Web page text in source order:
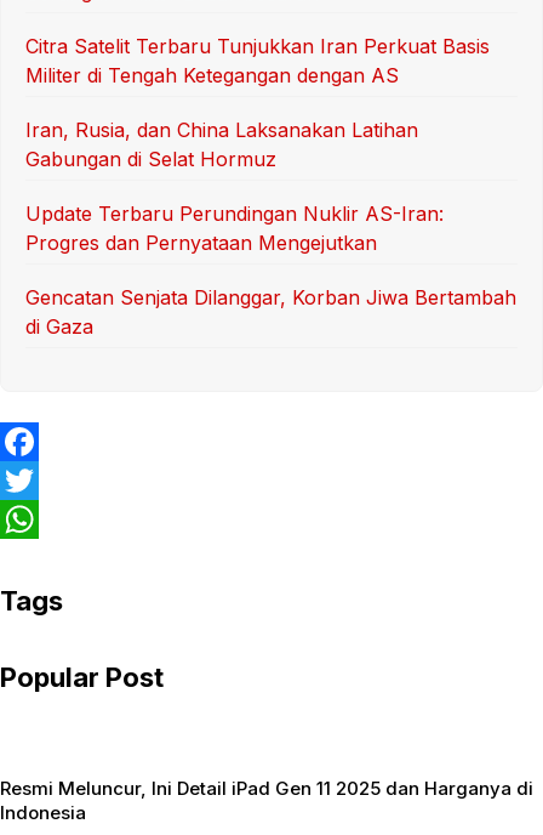
Citra Satelit Terbaru Tunjukkan Iran Perkuat Basis
Militer di Tengah Ketegangan dengan AS
Iran, Rusia, dan China Laksanakan Latihan
Gabungan di Selat Hormuz
Update Terbaru Perundingan Nuklir AS-Iran:
Progres dan Pernyataan Mengejutkan
Gencatan Senjata Dilanggar, Korban Jiwa Bertambah
di Gaza
F
a
e
o
T
i
t
h
t
p
Tags
Popular Post
Resmi Meluncur, Ini Detail iPad Gen 11 2025 dan Harganya di
Indonesia